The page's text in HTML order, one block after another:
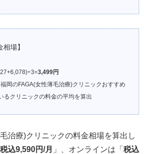
相場】
3,499円
岡のFAGA(女性薄毛治療)クリニックおすすめ
るクリニックの料金の平均を算出
治療)クリニックの料金相場を算出し
税込9,590円/月 」、オンラインは「 税込